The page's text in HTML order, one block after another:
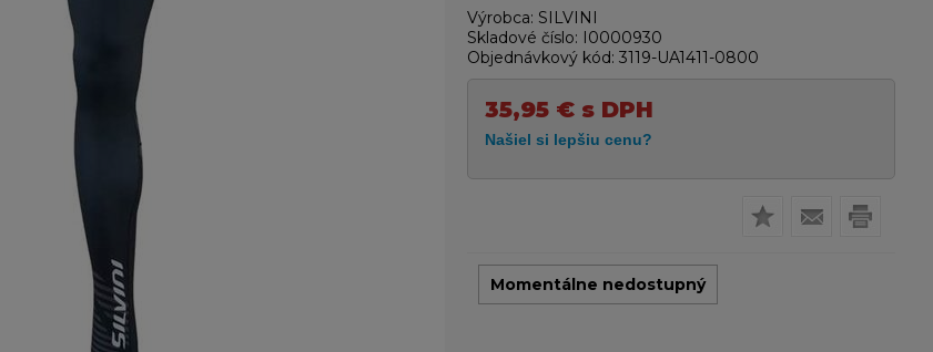
Výrobca: SILVINI
Skladové číslo: I0000930
Objednávkový kód: 3119-UA1411-0800
35,95 €s DPH
Momentálne nedostupný